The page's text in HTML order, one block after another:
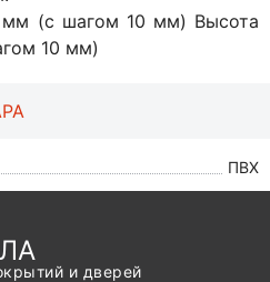
(с шагом 10 мм) Высота
10 мм)
ПВХ
и дверей